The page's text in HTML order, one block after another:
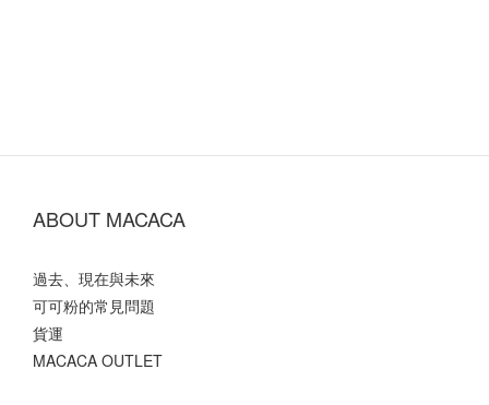
ABOUT MACACA
過去、現在與未來
可可粉的常見問題
貨運
MACACA OUTLET